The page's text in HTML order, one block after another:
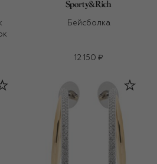
Бейсболка
12 150 ₽